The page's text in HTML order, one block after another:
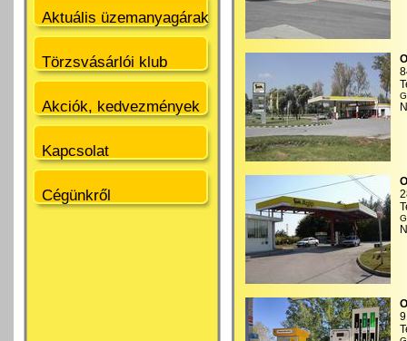
Aktuális üzemanyagárak
Törzsvásárlói klub
Akciók, kedvezmények
Kapcsolat
Cégünkről